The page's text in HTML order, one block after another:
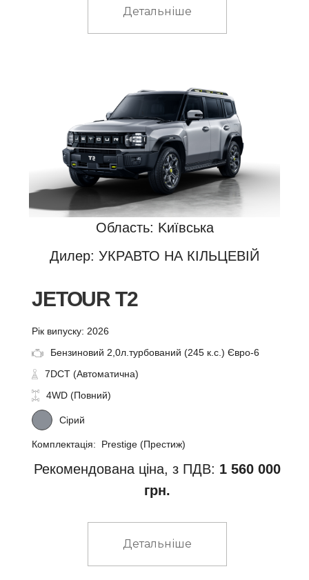
Детальніше
Область: Kиївська
Дилер: УКРАВТО НА КІЛЬЦЕВІЙ
JETOUR T2
Рік випуску: 2026
Бензиновий 2,0л.турбований (245 к.с.) Євро-6
7DCT (Автоматична)
4WD (Повний)
Сірий
Комплектація: Prestige (Престиж)
Рекомендована ціна, з ПДВ: 1 560 000
грн.
Детальніше